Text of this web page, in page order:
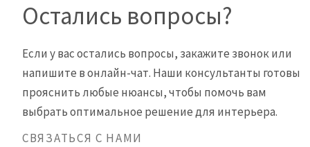
Остались вопросы?
Если у вас остались вопросы, закажите звонок или
напишите в онлайн-чат. Наши консультанты готовы
прояснить любые нюансы, чтобы помочь вам
выбрать оптимальное решение для интерьера.
СВЯЗАТЬСЯ С НАМИ